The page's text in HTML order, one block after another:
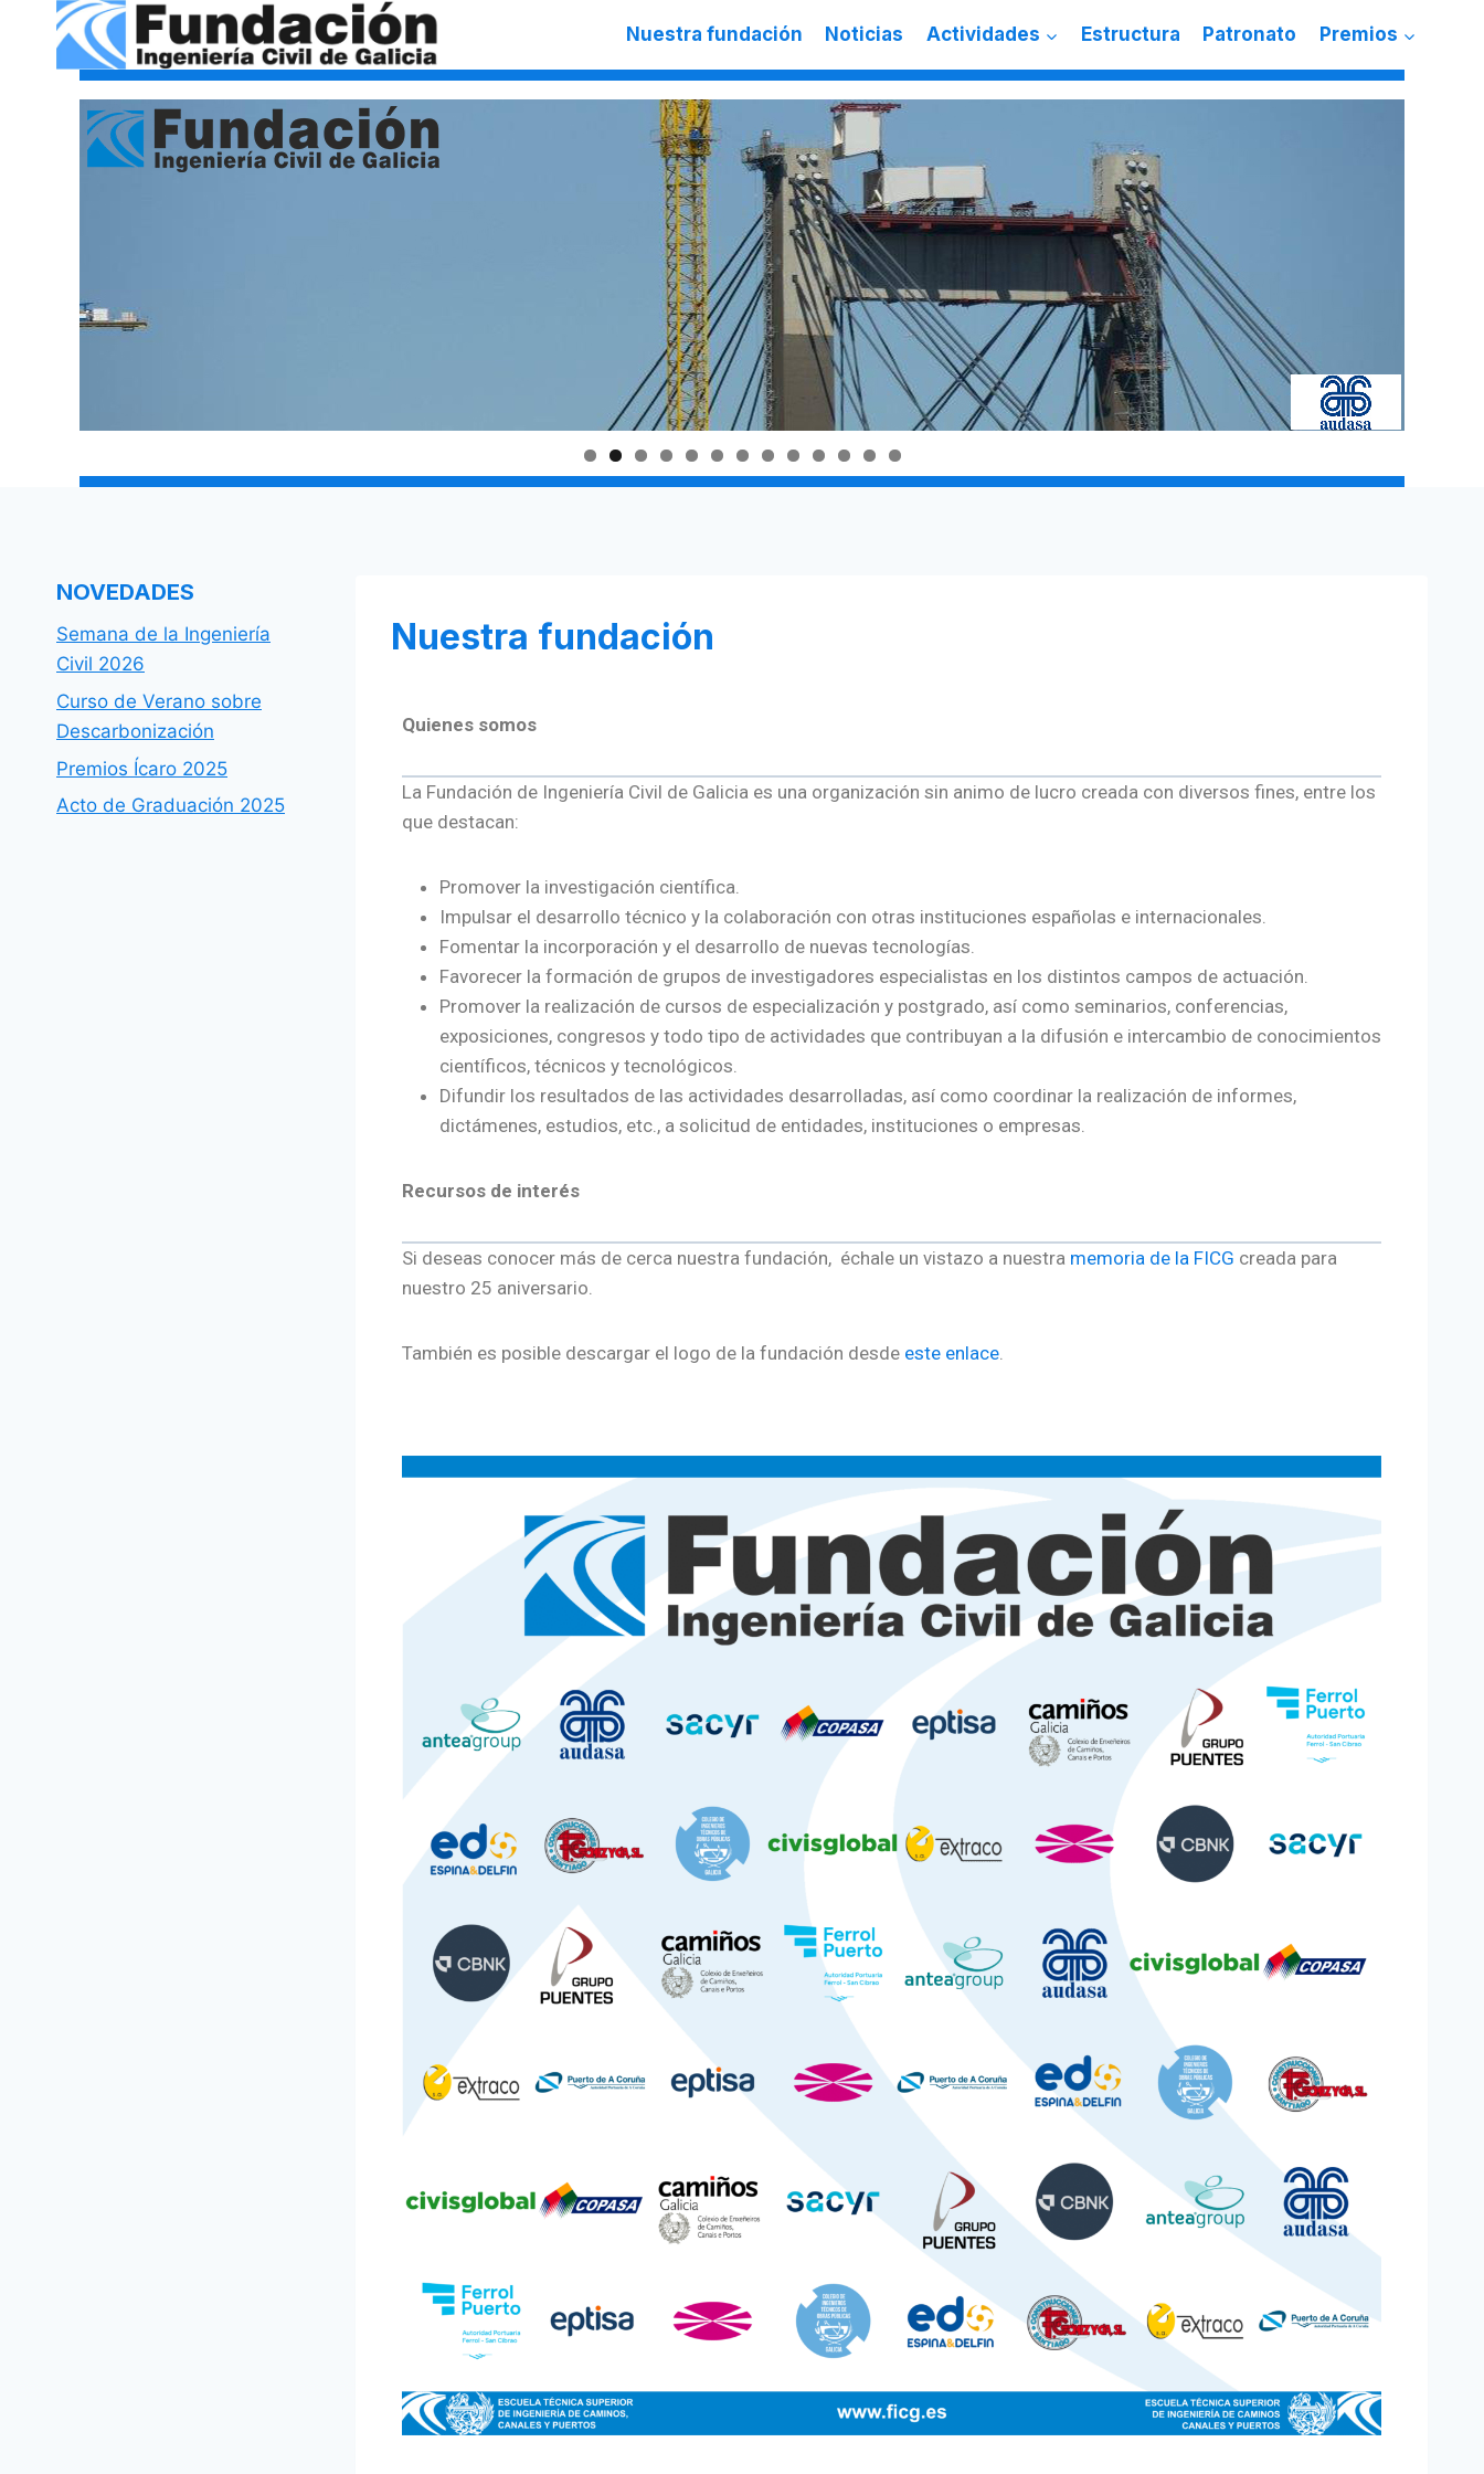
Nuestra fundación Noticias Actividades Estructura Patronato Premios
Nuestra fundación
Quienes somos
La Fundación de Ingeniería Civil de Galicia es una organización sin animo de lucro creada con diversos fines, entre los
que destacan:
Promover la investigación científica.
Impulsar el desarrollo técnico y la colaboración con otras instituciones españolas e internacionales.
Fomentar la incorporación y el desarrollo de nuevas tecnologías.
Favorecer la formación de grupos de investigadores especialistas en los distintos campos de actuación.
Promover la realización de cursos de especialización y postgrado, así como seminarios, conferencias,
exposiciones, congresos y todo tipo de actividades que contribuyan a la difusión e intercambio de conocimientos
científicos, técnicos y tecnológicos.
Difundir los resultados de las actividades desarrolladas, así como coordinar la realización de informes,
dictámenes, estudios, etc., a solicitud de entidades, instituciones o empresas.
Recursos de interés
Si deseas conocer más de cerca nuestra fundación, échale un vistazo a nuestra memoria de la FICG creada para
nuestro 25 aniversario.
También es posible descargar el logo de la fundación desde este enlace.
NOVEDADES
Semana de la Ingeniería
Civil 2026
Curso de Verano sobre
Descarbonización
Premios Ícaro 2025
Acto de Graduación 2025